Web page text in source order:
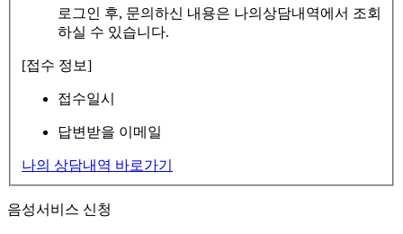
로그인 후, 문의하신 내용은 나의상담내역에서 조회
하실 수 있습니다.
[접수 정보]
접수일시
답변받을 이메일
나의 상담내역 바로가기
음성서비스 신청